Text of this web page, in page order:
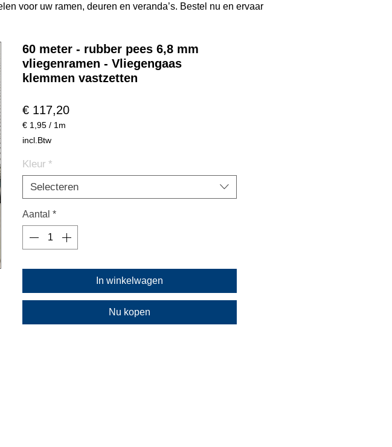
voor uw ramen, deuren en veranda’s. Bestel nu en ervaar
60 meter - rubber pees 6,8 mm
vliegenramen - Vliegengaas
klemmen vastzetten
€ 117,20Prijs
€ 1,95 / 1m
€ 1,95
per
Meter
incl.Btw
Kleur *
Selecteren
Aantal *
In winkelwagen
Nu kopen